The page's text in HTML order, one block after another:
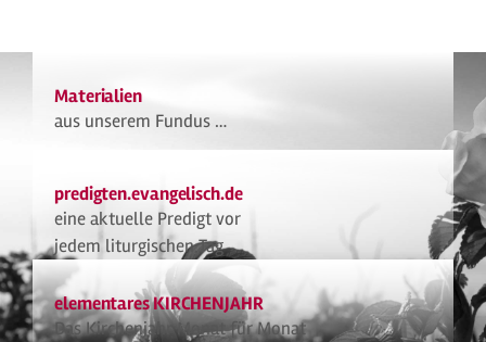
Materialien
aus unserem Fundus …
predigten.evangelisch.de
eine aktuelle Predigt vor
jedem liturgischen Tag
elementares KIRCHENJAHR
Das Kirchenjahr Monat für Monat